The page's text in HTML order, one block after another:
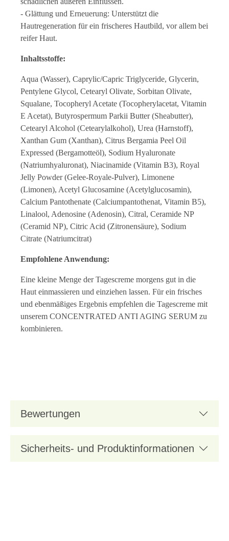
- Glättung und Erneuerung: Unterstützt die
Hautregeneration für ein frischeres Hautbild, vor allem bei
reifer Haut.
Inhaltsstoffe:
Aqua (Wasser), Caprylic/Capric Triglyceride, Glycerin,
Pentylene Glycol, Cetearyl Olivate, Sorbitan Olivate,
Squalane, Tocopheryl Acetate (Tocopherylacetat, Vitamin
E Acetat), Butyrospermum Parkii Butter (Sheabutter),
Cetearyl Alcohol (Cetearylalkohol), Urea (Harnstoff),
Xanthan Gum (Xanthan), Citrus Bergamia Peel Oil
Expressed (Bergamotteöl), Sodium Hyaluronate
(Natriumhyaluronat), Niacinamide (Vitamin B3), Royal
Jelly Powder (Gelee-Royale-Pulver), Limonene
(Limonen), Acetyl Glucosamine (Acetylglucosamin),
Calcium Pantothenate (Calciumpantothenat, Vitamin B5),
Linalool, Adenosine (Adenosin), Citral, Ceramide NP
(Ceramid NP), Citric Acid (Zitronensäure), Sodium
Citrate (Natriumcitrat)
Empfohlene Anwendung:
Eine kleine Menge der Tagescreme morgens gut in die
Haut einmassieren und einziehen lassen. Für ein frisches
und ebenmäßiges Ergebnis empfehlen die Tagescreme mit
unserem CONCENTRATED ANTI AGING SERUM zu
kombinieren.
Bewertungen
Sicherheits- und Produktinformationen